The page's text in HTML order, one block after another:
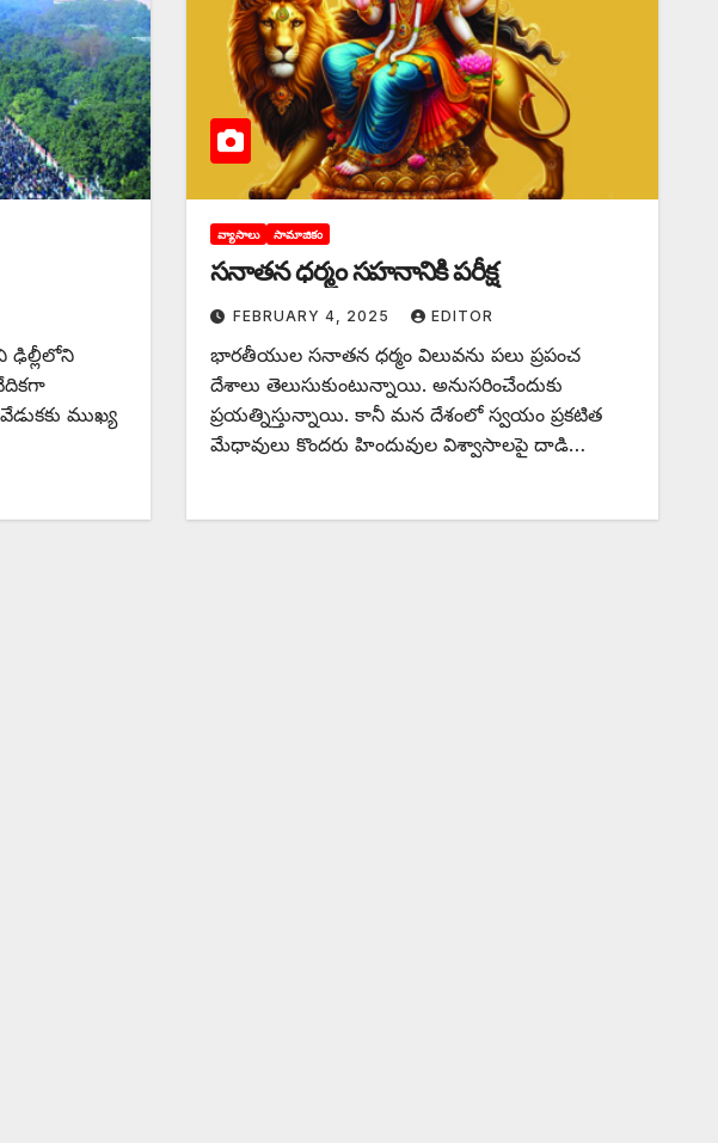
ఢిల్లీలోని
ముఖ్య
వ్యాసాలు సామాజికం
సనాతన ధర్మం సహనానికి పరీక్ష
FEBRUARY 4, 2025 EDITOR
భారతీయుల సనాతన ధర్మం విలువను పలు ప్రపంచ
దేశాలు తెలుసుకుంటున్నాయి. అనుసరించేందుకు
ప్రయత్నిస్తున్నాయి. కానీ మన దేశంలో స్వయం ప్రకటిత
మేధావులు కొందరు హిందువుల విశ్వాసాలపై దాడి…